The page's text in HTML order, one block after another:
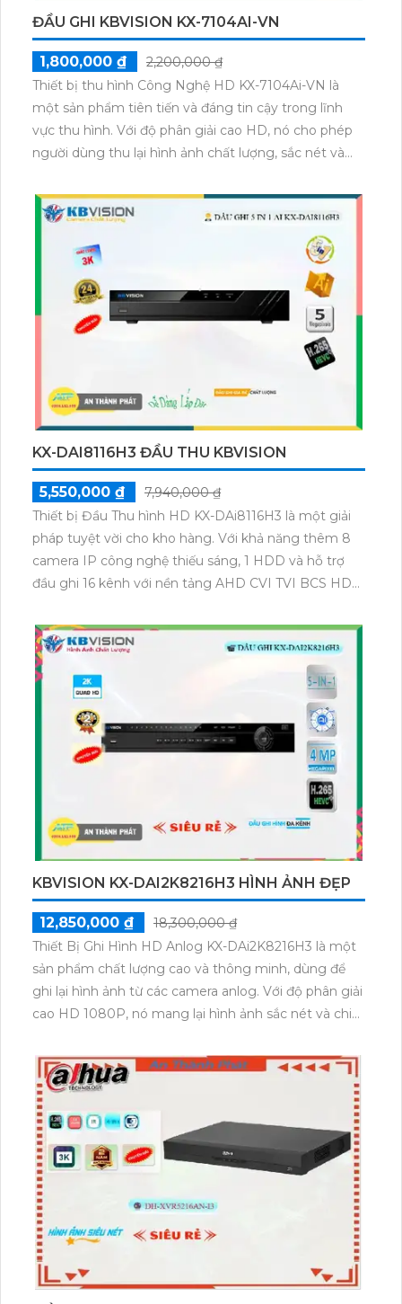
ĐẦU GHI KBVISION KX-7104AI-VN
1,800,000 ₫
2,200,000 ₫
Thiết bị thu hình Công Nghệ HD KX-7104Ai-VN là
một sản phẩm tiên tiến và đáng tin cậy trong lĩnh
vực thu hình. Với độ phân giải cao HD, nó cho phép
người dùng thu lại hình ảnh chất lượng, sắc nét và
tiến AI-VN, giúp phát hiện và nhận dạng các đối
tượng một cách chính xác, từ đó tăng cường sự an
ninh và giám sát hiệu quả. Thiết bị thu hình KX-
7104Ai-VN còn hỗ trợ kết nối mạng IP, giúp người
dùng dễ dàng quan sát và điều khiển từ xa thông qua
máy tính hoặc điện thoại di động. Với thiết kế nhỏ
gọn, dễ lắp đặt, sản phẩm này là lựa chọn lý tưởng
cho việc giám sát tại các nơi công cộng, văn phòng,
KX-DAI8116H3 ĐẦU THU KBVISION
5,550,000 ₫
7,940,000 ₫
Thiết bị Đầu Thu hình HD KX-DAi8116H3 là một giải
pháp tuyệt vời cho kho hàng. Với khả năng thêm 8
camera IP công nghệ thiếu sáng, 1 HDD và hỗ trợ
đầu ghi 16 kênh với nền tảng AHD CVI TVI BCS HD
sát và bảo vệ kho hàng của bạn. Chức năng ưu việt
công nghệ AI giúp tăng cường hiệu quả quan sát và
đồng thời tiết kiệm 50% dung lượng với hỗ trợ định
dạng nén H.265+/H.265/H.264+/H.264.
KBVISION KX-DAI2K8216H3 HÌNH ẢNH ĐẸP
12,850,000 ₫
18,300,000 ₫
Thiết Bị Ghi Hình HD Anlog KX-DAi2K8216H3 là một
sản phẩm chất lượng cao và thông minh, dùng để
ghi lại hình ảnh từ các camera anlog. Với độ phân giải
cao HD 1080P, nó mang lại hình ảnh sắc nét và chi
giúp quản lý và xem lại video dễ dàng thông qua ứng
dụng trên điện thoại di động hoặc máy tính. KX-
DAi2K8216H3 có khả năng lưu trữ lâu dài thông qua
ổ cứng lên đến 16TB và hỗ trợ nhiều cổng giao tiếp
như HDMI, VGA, RS485 để kết nối với các thiết bị
khác. Với tính năng ghi hình liên tục hoặc theo lịch
trình, sản phẩm này là lựa chọn hoàn hảo cho việc
giám sát và bảo vệ an ninh.